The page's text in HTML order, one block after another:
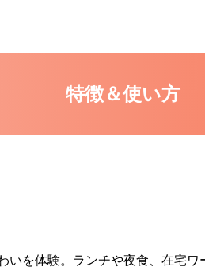
特徴＆使い方
を体験。ランチや夜食、在宅ワ